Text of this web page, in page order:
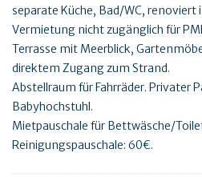
separate Küche, Bad/WC, renoviert
Vermietung nicht zugänglich für
Terrasse mit Meerblick,
direktem Zugang zum Strand.
Abstellraum für Fahrräder. Privater
Babyhochstuhl.
Mietpauschale für Bettwäsche/
Reinigungspauschale: 60€.